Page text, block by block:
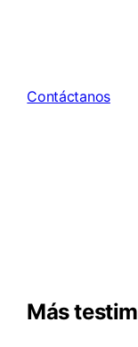
Contáctanos
Más